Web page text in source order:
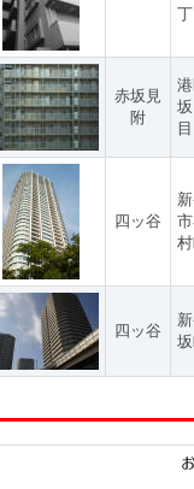
赤坂見
附
目
四ッ谷
四ッ谷